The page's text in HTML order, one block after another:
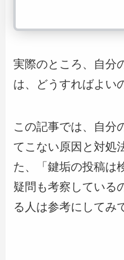
実際のところ、自分
は、どうすればよい
この記事では、自分
てこない原因と対処
た、「鍵垢の投稿は
疑問も考察している
る人は参考にしてみ